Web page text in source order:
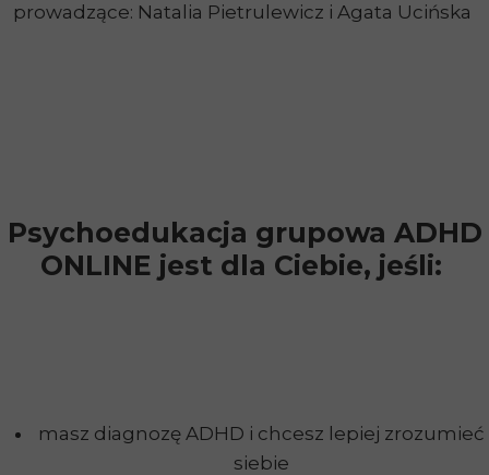
prowadzące: Natalia Pietrulewicz i Agata Ucińska
Psychoedukacja grupowa ADHD
ONLINE jest dla Ciebie, jeśli:
masz diagnozę ADHD i chcesz lepiej zrozumieć
siebie